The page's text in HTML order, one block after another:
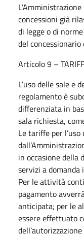
concessioni già
di legge o di
del
Articolo 9 –
L’uso delle sale e
regolamento è
differenziata in
sala richiesta,
Le tariffe per
in occasione della
servizi a domanda
Per le attività
pagamento
anticipata; per le
essere effettuato